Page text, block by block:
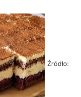
Źródło: